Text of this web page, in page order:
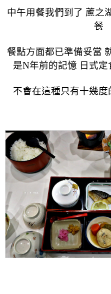
中午用餐我們到了 蘆之
餐
餐點方面都已準備妥當
是N年前的記憶 日式定
不會在這種只有十幾